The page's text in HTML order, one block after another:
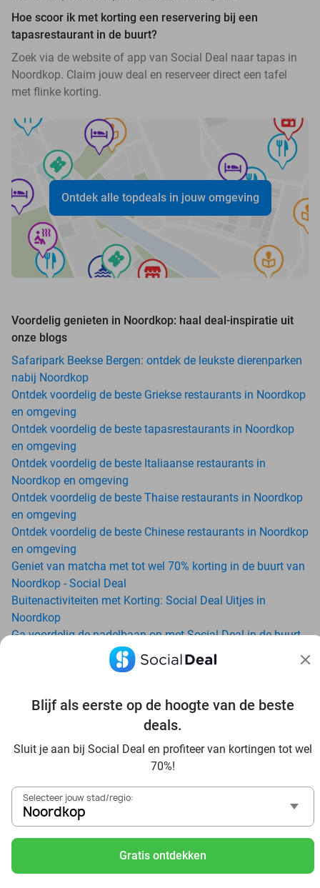
Blijf als eerste op de hoogte van de beste
deals.
Sluit je aan bij Social Deal en profiteer van kortingen tot wel
70%!
Selecteer jouw stad/regio:
Noordkop
Gratis ontdekken
Hoe scoor ik met korting een reservering bij een
tapasrestaurant in de buurt?
Zoek via de website of app van Social Deal naar tapas in
Noordkop. Claim jouw deal en reserveer direct een tafel
met flinke korting.
Ontdek alle topdeals in jouw omgeving
Voordelig genieten in Noordkop: haal deal-inspiratie uit
onze blogs
Safaripark Beekse Bergen: ontdek de leukste dierenparken
nabij Noordkop
Ontdek voordelig de beste Griekse restaurants in Noordkop
en omgeving
Ontdek voordelig de beste tapasrestaurants in Noordkop
en omgeving
Ontdek voordelig de beste Italiaanse restaurants in
Noordkop en omgeving
Ontdek voordelig de beste Thaise restaurants in Noordkop
en omgeving
Ontdek voordelig de beste Chinese restaurants in Noordkop
en omgeving
Geniet van matcha met tot wel 70% korting in de buurt van
Noordkop - Social Deal
Buitenactiviteiten met Korting: Social Deal Uitjes in
Noordkop
Ga voordelig de padelbaan op met Social Deal in de buurt
Geniet van je vakantie in Noordkop in Nederland met
Ontdek voordelig Pilates in Noordkop - Social Deal
Ervaar de kwaliteit van het Van der Valk hotel in Noordkop
Voordelig genieten bij Sunparks met korting vanuit
Met hoge korting naar de zonnebank in Noordkop
Skiën met korting in Noordkop? Ontdek de leukste
skihallen en indoor skibanen
Schaatsen in Noordkop en omgeving
Holiday on Ice tickets met korting in Noordkop
Social Deal voordeelshop: ah, zoveel mooie deals in regio